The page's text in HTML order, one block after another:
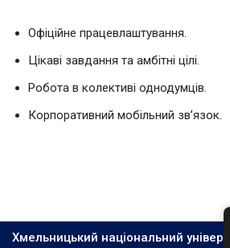
Офіційне працевлаштування.
Цікаві завдання та амбітні цілі.
Робота в колективі однодумців.
Корпоративний мобільний зв’язок.
Хмельницький національний